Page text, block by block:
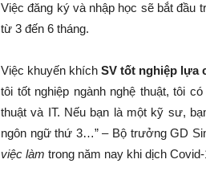
Việc đăng ký và nhập học sẽ bắt đầu
từ 3 đến 6 tháng.
Việc khuyến khích SV tốt nghiệp lựa
tôi tốt nghiệp ngành nghệ thuật, tôi
thuật và IT. Nếu bạn là một kỹ sư,
ngôn ngữ thứ 3…” – Bộ trưởng GD
việc làm trong năm nay khi dịch